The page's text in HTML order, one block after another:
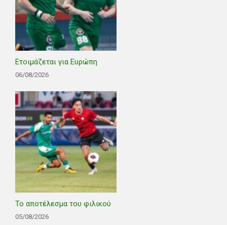
Ετοιμάζεται για Ευρώπη
06/08/2026
Το αποτέλεσμα του φιλικού
05/08/2026